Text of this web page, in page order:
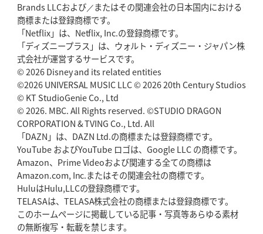
Brands LLCおよび／またはその関連会社の日本国内における
商標または登録商標です。
「Netflix」は、Netflix, Inc.の登録商標です。
「ディズニープラス」は、ウォルト・ディズニー・ジャパン株
式会社が運営するサービスです。
© 2026 Disney and its related entities
©2026 UNIVERSAL MUSIC LLC © 2026 20th Century Studios
© KT StudioGenie Co., Ltd
© 2026. MBC. All Rights reserved. ©STUDIO DRAGON
CORPORATION & TVING Co., Ltd. All
「DAZN」は、DAZN Ltd.の商標または登録商標です。
YouTube およびYouTube ロゴは、Google LLC の商標です。
Amazon、Prime Videoおよび関連する全ての商標は
Amazon.com, Inc.またはその関連会社の商標です。
HuluはHulu,LLCの登録商標です。
TELASAは、TELASA株式会社の商標または登録商標です。
このホームページに掲載している記事・写真等あらゆる素材
の無断複写・転載を禁じます。